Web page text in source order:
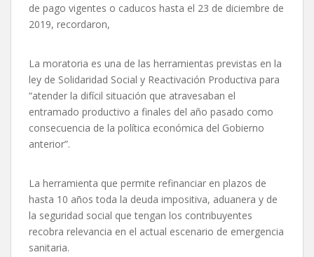
de pago vigentes o caducos hasta el 23 de diciembre de
2019, recordaron,
La moratoria es una de las herramientas previstas en la
ley de Solidaridad Social y Reactivación Productiva para
“atender la difícil situación que atravesaban el
entramado productivo a finales del año pasado como
consecuencia de la política económica del Gobierno
anterior”.
La herramienta que permite refinanciar en plazos de
hasta 10 años toda la deuda impositiva, aduanera y de
la seguridad social que tengan los contribuyentes
recobra relevancia en el actual escenario de emergencia
sanitaria.